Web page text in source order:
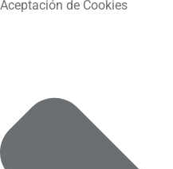
Aceptación de Cookies